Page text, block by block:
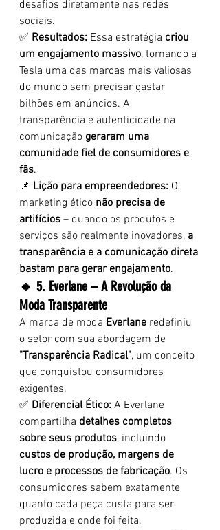
desafios diretamente nas redes
sociais.
✅ Resultados: Essa estratégia criou
um engajamento massivo, tornando a
Tesla uma das marcas mais valiosas
do mundo sem precisar gastar
bilhões em anúncios. A
transparência e autenticidade na
comunicação geraram uma
comunidade fiel de consumidores e
fãs.
📌 Lição para empreendedores: O
marketing ético não precisa de
artifícios – quando os produtos e
serviços são realmente inovadores, a
transparência e a comunicação direta
bastam para gerar engajamento.
🔹 5. Everlane – A Revolução da
Moda Transparente
A marca de moda Everlane redefiniu
o setor com sua abordagem de
"Transparência Radical", um conceito
que conquistou consumidores
exigentes.
✅ Diferencial Ético: A Everlane
compartilha detalhes completos
sobre seus produtos, incluindo
custos de produção, margens de
lucro e processos de fabricação. Os
consumidores sabem exatamente
quanto cada peça custa para ser
produzida e onde foi feita.